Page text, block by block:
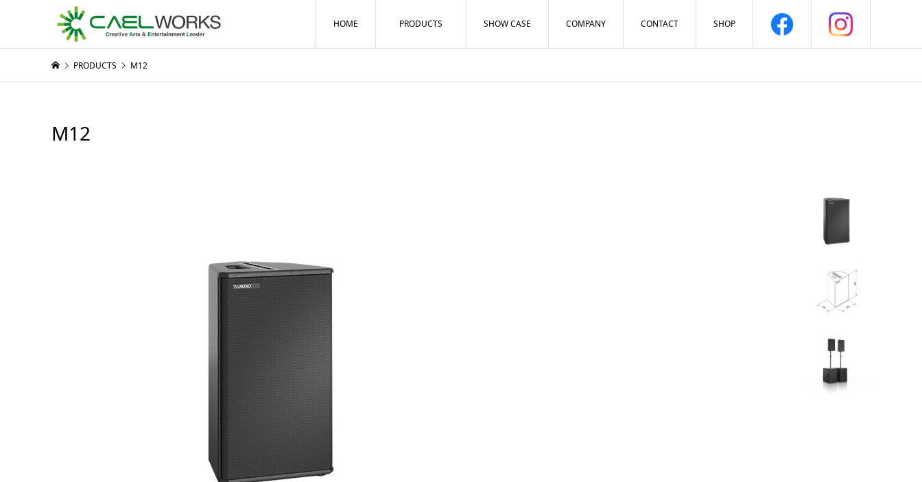
HOME PRODUCTS SHOW CASE COMPANY CONTACT SHOP
PRODUCTS M12
M12